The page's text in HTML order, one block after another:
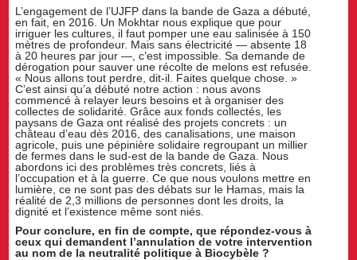
L’engagement de l’UJFP dans la bande de Gaza a débuté,
en fait, en 2016. Un Mokhtar nous explique que pour
irriguer les cultures, il faut pomper une eau salinisée à 150
mètres de profondeur. Mais sans électricité — absente 18
à 20 heures par jour —, c’est impossible. Sa demande de
dérogation pour sauver une récolte de melons est refusée.
« Nous allons tout perdre, dit-il. Faites quelque chose. »
C’est ainsi qu’a débuté notre action : nous avons
commencé à relayer leurs besoins et à organiser des
collectes de solidarité. Grâce aux fonds collectés, les
paysans de Gaza ont réalisé des projets concrets : un
château d’eau dès 2016, des canalisations, une maison
agricole, puis une pépinière solidaire regroupant un millier
de fermes dans le sud-est de la bande de Gaza. Nous
abordons ici des problèmes très concrets, liés à
l’occupation et à la guerre. Ce que nous voulons mettre en
lumière, ce ne sont pas des débats sur le Hamas, mais la
réalité de 2,3 millions de personnes dont les droits, la
dignité et l’existence même sont niés.
Pour conclure, en fin de compte, que répondez-vous à
ceux qui demandent l’annulation de votre intervention
au nom de la neutralité politique à Biocybèle ?